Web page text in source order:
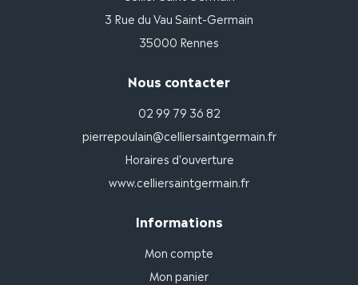
3 Rue du Vau Saint-Germain
35000 Rennes
Nous contacter
02 99 79 36 82
pierrepoulain@celliersaintgermain.fr
Horaires d'ouverture
www.celliersaintgermain.fr
Informations
Mon compte
Mon panier